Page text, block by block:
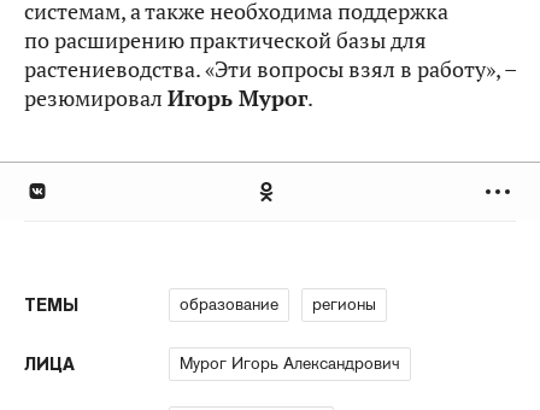
системам, а также необходима поддержка
по расширению практической базы для
растениеводства. «Эти вопросы взял в работу», –
резюмировал Игорь Мурог.
ТЕМЫ образование регионы
ЛИЦА Мурог Игорь Александрович